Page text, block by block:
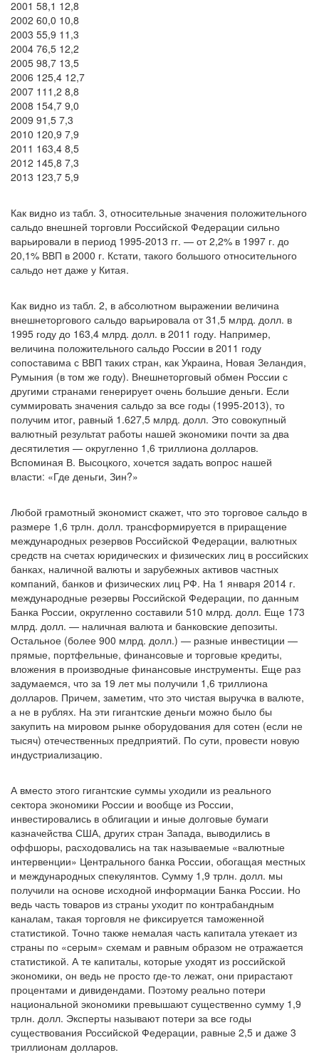
2001 58,1 12,8
2002 60,0 10,8
2003 55,9 11,3
2004 76,5 12,2
2005 98,7 13,5
2006 125,4 12,7
2007 111,2 8,8
2008 154,7 9,0
2009 91,5 7,3
2010 120,9 7,9
2011 163,4 8,5
2012 145,8 7,3
2013 123,7 5,9
Как видно из табл. 3, относительные значения положительного
сальдо внешней торговли Российской Федерации сильно
варьировали в период 1995-2013 гг. — от 2,2% в 1997 г. до
20,1% ВВП в 2000 г. Кстати, такого большого относительного
сальдо нет даже у Китая.
Как видно из табл. 2, в абсолютном выражении величина
внешнеторгового сальдо варьировала от 31,5 млрд. долл. в
1995 году до 163,4 млрд. долл. в 2011 году. Например,
величина положительного сальдо России в 2011 году
сопоставима с ВВП таких стран, как Украина, Новая Зеландия,
Румыния (в том же году). Внешнеторговый обмен России с
другими странами генерирует очень большие деньги. Если
суммировать значения сальдо за все годы (1995-2013), то
получим итог, равный 1.627,5 млрд. долл. Это совокупный
валютный результат работы нашей экономики почти за два
десятилетия — округленно 1,6 триллиона долларов.
Вспоминая В. Высоцкого, хочется задать вопрос нашей
власти: «Где деньги, Зин?»
Любой грамотный экономист скажет, что это торговое сальдо в
размере 1,6 трлн. долл. трансформируется в приращение
международных резервов Российской Федерации, валютных
средств на счетах юридических и физических лиц в российских
банках, наличной валюты и зарубежных активов частных
компаний, банков и физических лиц РФ. На 1 января 2014 г.
международные резервы Российской Федерации, по данным
Банка России, округленно составили 510 млрд. долл. Еще 173
млрд. долл. — наличная валюта и банковские депозиты.
Остальное (более 900 млрд. долл.) — разные инвестиции —
прямые, портфельные, финансовые и торговые кредиты,
вложения в производные финансовые инструменты. Еще раз
задумаемся, что за 19 лет мы получили 1,6 триллиона
долларов. Причем, заметим, что это чистая выручка в валюте,
а не в рублях. На эти гигантские деньги можно было бы
закупить на мировом рынке оборудования для сотен (если не
тысяч) отечественных предприятий. По сути, провести новую
индустриализацию.
А вместо этого гигантские суммы уходили из реального
сектора экономики России и вообще из России,
инвестировались в облигации и иные долговые бумаги
казначейства США, других стран Запада, выводились в
оффшоры, расходовались на так называемые «валютные
интервенции» Центрального банка России, обогащая местных
и международных спекулянтов. Сумму 1,9 трлн. долл. мы
получили на основе исходной информации Банка России. Но
ведь часть товаров из страны уходит по контрабандным
каналам, такая торговля не фиксируется таможенной
статистикой. Точно также немалая часть капитала утекает из
страны по «серым» схемам и равным образом не отражается
статистикой. А те капиталы, которые уходят из российской
экономики, он ведь не просто где-то лежат, они прирастают
процентами и дивидендами. Поэтому реально потери
национальной экономики превышают существенно сумму 1,9
трлн. долл. Эксперты называют потери за все годы
существования Российской Федерации, равные 2,5 и даже 3
триллионам долларов.